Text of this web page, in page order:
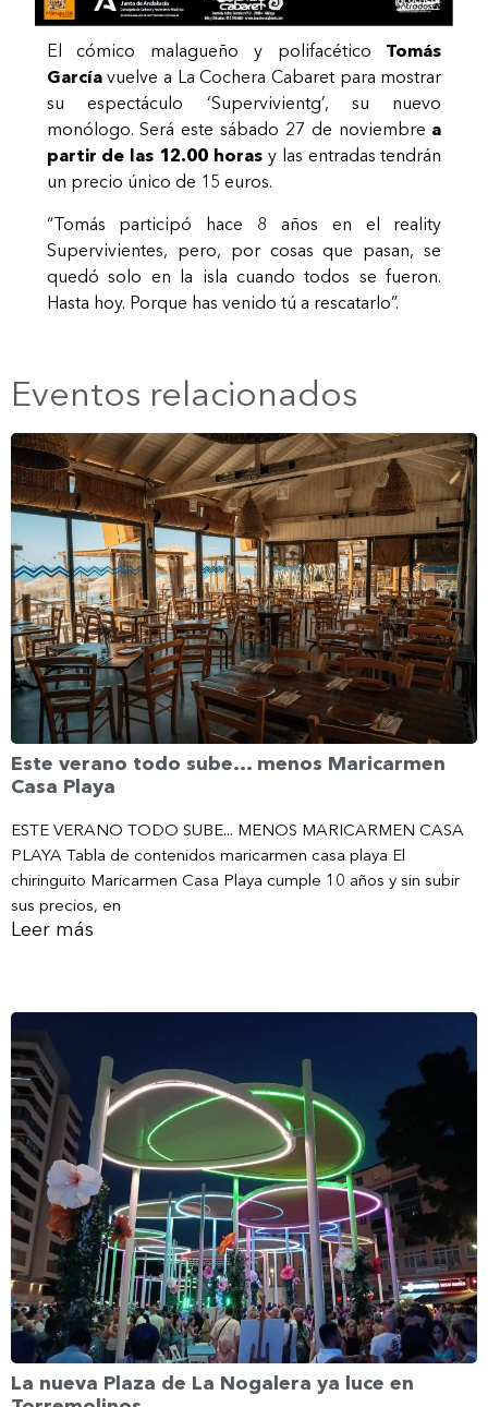
El cómico malagueño y polifacético Tomás
Garcíavuelve a La Cochera Cabaret para mostrar
su espectáculo ‘Supervivientg’, su nuevo
monólogo. Será este sábado 27 de noviembre a
partir de las 12.00 horas y las entradas tendrán
un precio único de 15 euros.
“Tomás participó hace 8 años en el reality
Supervivientes, pero, por cosas que pasan, se
quedó solo en la isla cuando todos se fueron.
Hasta hoy. Porque has venido tú a rescatarlo”.
Eventos relacionados
Este verano todo sube… menos Maricarmen
Casa Playa
ESTE VERANO TODO SUBE... MENOS MARICARMEN CASA
PLAYA Tabla de contenidos maricarmen casa playa El
chiringuito Maricarmen Casa Playa cumple 10 años y sin subir
sus precios, en
Leer más
La nueva Plaza de La Nogalera ya luce en